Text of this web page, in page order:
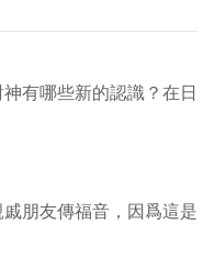
有哪些新的認識？在日
朋友傳福音，因爲這是